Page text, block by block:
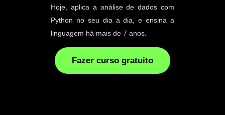
Hoje, aplica a análise de dados com
Python no seu dia a dia, e ensina a
linguagem há mais de 7 anos.
Fazer curso gratuito